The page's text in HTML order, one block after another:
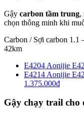
Gậy carbon tầm trung,
chọn thông minh khi
Carbon / Sợi carbon 1.1
42km
E4204 Aonijie
E4214 Aonijie
1.375.000đ
Gậy chạy trail cho